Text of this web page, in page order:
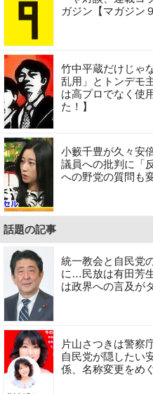
ガジン【マガジン
竹中平蔵だけじゃ
乱用」とトンデモ
は高プロでなく使
た！】
小籔千豊が久々安
議員への批判に「
への野党の質問も
話題の記事
統一教会と自民党
に…民放は有田芳
は政界への言及が
片山さつきは警察
自民党が隠したい
係、名称変更をめ